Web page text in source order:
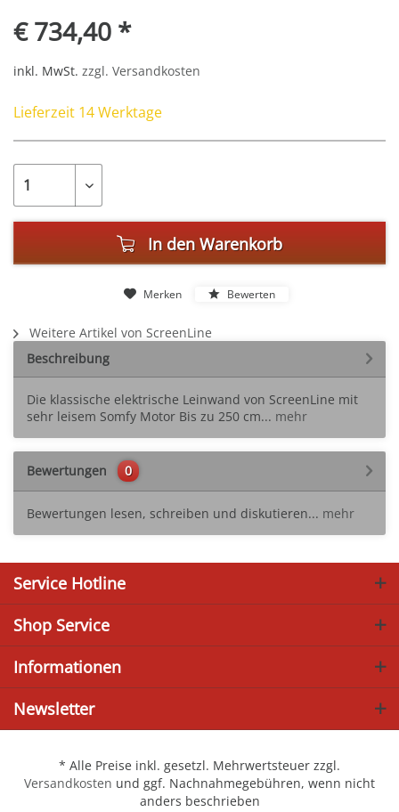
€ 734,40 *
inkl. MwSt. zzgl. Versandkosten
Lieferzeit 14 Werktage
In den Warenkorb
Merken Bewerten
Weitere Artikel von ScreenLine
Beschreibung
Die klassische elektrische Leinwand von ScreenLine mit
sehr leisem Somfy Motor Bis zu 250 cm... mehr
Bewertungen 0
Bewertungen lesen, schreiben und diskutieren... mehr
Service Hotline
Shop Service
Informationen
Newsletter
* Alle Preise inkl. gesetzl. Mehrwertsteuer zzgl.
Versandkosten und ggf. Nachnahmegebühren, wenn nicht
anders beschrieben